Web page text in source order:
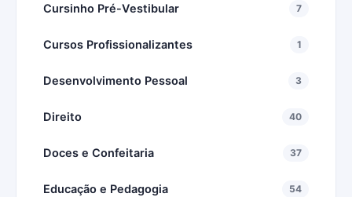
Cursinho Pré-Vestibular 7
Cursos Profissionalizantes 1
Desenvolvimento Pessoal 3
Direito 40
Doces e Confeitaria 37
Educação e Pedagogia 54